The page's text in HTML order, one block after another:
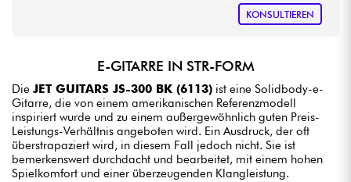
KONSULTIEREN
E-GITARRE IN STR-FORM
Die JET GUITARS JS-300 BK (6113) ist eine Solidbody-e-
Gitarre, die von einem amerikanischen Referenzmodell
inspiriert wurde und zu einem außergewöhnlich guten Preis-
Leistungs-Verhältnis angeboten wird. Ein Ausdruck, der oft
überstrapaziert wird, in diesem Fall jedoch nicht. Sie ist
bemerkenswert durchdacht und bearbeitet, mit einem hohen
Spielkomfort und einer überzeugenden Klangleistung.